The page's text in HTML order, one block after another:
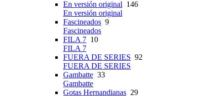
En versión original 146
En versión original
Fascineados 9
Fascineados
FILA 7 10
FILA 7
FUERA DE SERIES 92
FUERA DE SERIES
Gambatte 33
Gambatte
Gotas Hernandianas 29